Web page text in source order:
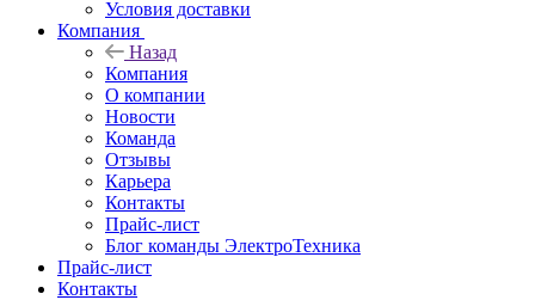
Условия доставки
Компания
Назад
Компания
О компании
Новости
Команда
Отзывы
Карьера
Контакты
Прайс-лист
Блог команды ЭлектроТехника
Прайс-лист
Контакты